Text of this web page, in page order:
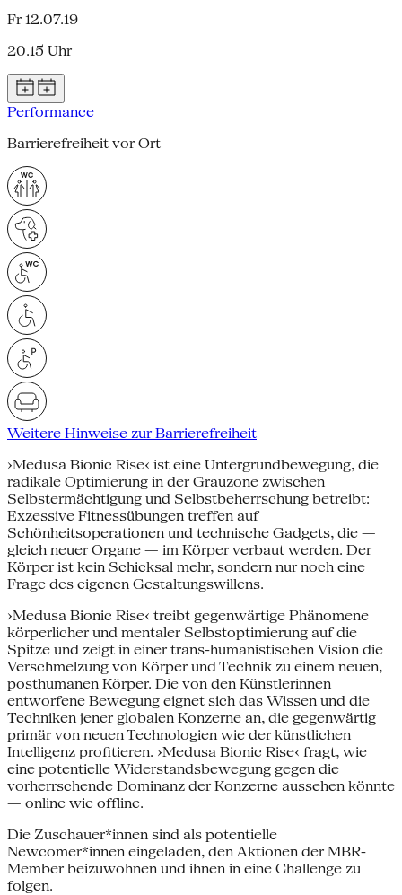
Fr 12.07.19
20.15 Uhr
Performance
Barrierefreiheit vor Ort
Weitere Hinweise zur Barrierefreiheit
›Medusa Bionic Rise‹ ist eine Untergrundbewegung, die
radikale Optimierung in der Grauzone zwischen
Selbstermächtigung und Selbstbeherrschung betreibt:
Exzessive Fitnessübungen treffen auf
Schönheitsoperationen und technische Gadgets, die —
gleich neuer Organe — im Körper verbaut werden. Der
Körper ist kein Schicksal mehr, sondern nur noch eine
Frage des eigenen Gestaltungswillens.
›Medusa Bionic Rise‹ treibt gegenwärtige Phänomene
körperlicher und mentaler Selbstoptimierung auf die
Spitze und zeigt in einer trans-humanistischen Vision die
Verschmelzung von Körper und Technik zu einem neuen,
posthumanen Körper. Die von den Künstlerinnen
entworfene Bewegung eignet sich das Wissen und die
Techniken jener globalen Konzerne an, die gegenwärtig
primär von neuen Technologien wie der künstlichen
Intelligenz profitieren. ›Medusa Bionic Rise‹ fragt, wie
eine potentielle Widerstandsbewegung gegen die
vorherrschende Dominanz der Konzerne aussehen könnte
— online wie offline.
Die Zuschauer*innen sind als potentielle
Newcomer*innen eingeladen, den Aktionen der MBR-
Member beizuwohnen und ihnen in eine Challenge zu
folgen.